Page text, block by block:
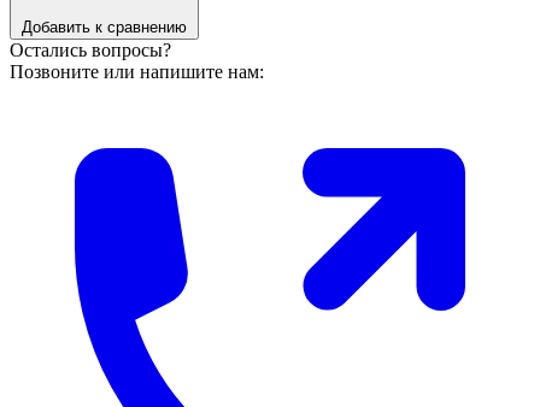
Добавить к сравнению
Остались вопросы?
Позвоните или напишите нам: